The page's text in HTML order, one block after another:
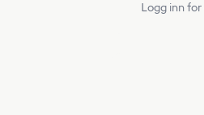
Logg inn